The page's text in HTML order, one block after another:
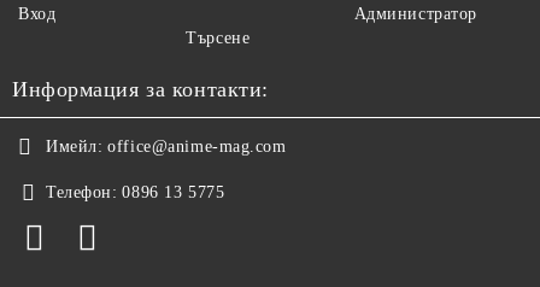
Вход
Търсене
Администратор
Информация за контакти:
Имейл: office@anime-mag.com
Телефон: 0896 13 5775